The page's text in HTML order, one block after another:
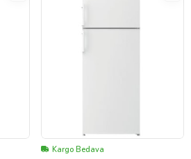
Kargo Bedava